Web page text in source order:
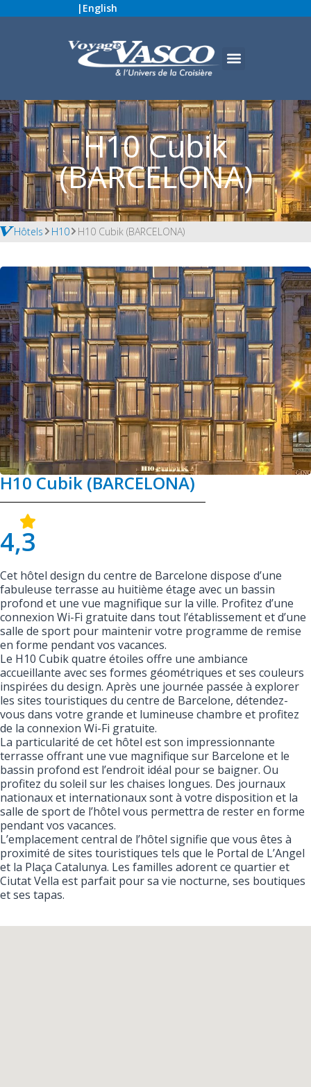
| English
H10 Cubik
(BARCELONA)
Hôtels H10 H10 Cubik (BARCELONA)
H10 Cubik (BARCELONA)
4,3
Cet hôtel design du centre de Barcelone dispose d’une
fabuleuse terrasse au huitième étage avec un bassin
profond et une vue magnifique sur la ville. Profitez d’une
connexion Wi-Fi gratuite dans tout l’établissement et d’une
salle de sport pour maintenir votre programme de remise
en forme pendant vos vacances.
Le H10 Cubik quatre étoiles offre une ambiance
accueillante avec ses formes géométriques et ses couleurs
inspirées du design. Après une journée passée à explorer
les sites touristiques du centre de Barcelone, détendez-
vous dans votre grande et lumineuse chambre et profitez
de la connexion Wi-Fi gratuite.
La particularité de cet hôtel est son impressionnante
terrasse offrant une vue magnifique sur Barcelone et le
bassin profond est l’endroit idéal pour se baigner. Ou
profitez du soleil sur les chaises longues. Des journaux
nationaux et internationaux sont à votre disposition et la
salle de sport de l’hôtel vous permettra de rester en forme
pendant vos vacances.
L’emplacement central de l’hôtel signifie que vous êtes à
proximité de sites touristiques tels que le Portal de L’Angel
et la Plaça Catalunya. Les familles adorent ce quartier et
Ciutat Vella est parfait pour sa vie nocturne, ses boutiques
et ses tapas.